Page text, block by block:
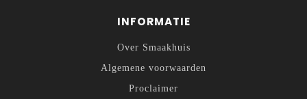
INFORMATIE
Over Smaakhuis
Algemene voorwaarden
Proclaimer